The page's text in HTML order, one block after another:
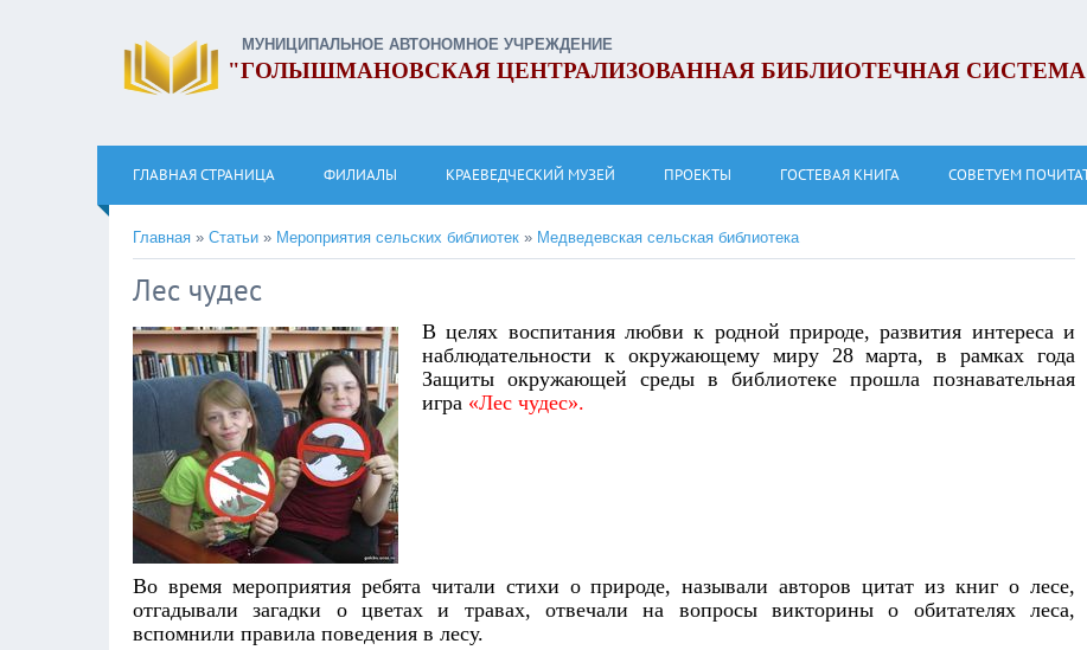
МУНИЦИПАЛЬНОЕ АВТОНОМНОЕ УЧРЕЖДЕНИЕ
"ГОЛЫШМАНОВСКАЯ ЦЕНТРАЛИЗОВАННАЯ БИБЛИОТЕЧНАЯ
ГЛАВНАЯ СТРАНИЦА ФИЛИАЛЫ КРАЕВЕДЧЕСКИЙ МУЗЕЙ ПРОЕКТЫ ГОСТЕВАЯ КНИГА СОВЕТУЕМ
Главная » Статьи » Мероприятия сельских библиотек » Медведевская сельская библиотека
Лес чудес
В целях воспитания любви к родной природе, развития интереса и
наблюдательности к окружающему миру 28 марта, в рамках года
Защиты окружающей среды в библиотеке прошла познавательная
игра «Лес чудес».
Во время мероприятия ребята читали стихи о природе, называли авторов цитат из книг о лесе,
отгадывали загадки о цветах и травах, отвечали на вопросы викторины о обитателях леса,
вспомнили правила поведения в лесу.